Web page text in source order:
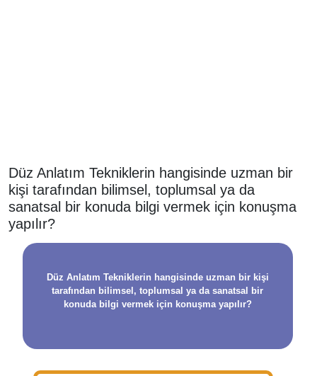
Düz Anlatım Tekniklerin hangisinde uzman bir
kişi tarafından bilimsel, toplumsal ya da
sanatsal bir konuda bilgi vermek için konuşma
yapılır?
Düz Anlatım Tekniklerin hangisinde uzman bir kişi
tarafından bilimsel, toplumsal ya da sanatsal bir
konuda bilgi vermek için konuşma yapılır?